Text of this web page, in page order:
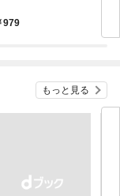
979
もっと見る